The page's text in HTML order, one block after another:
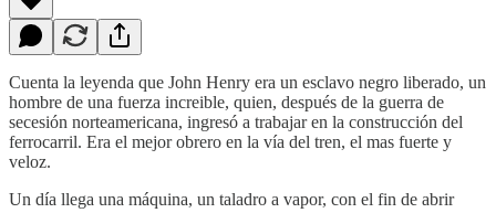
Cuenta la leyenda que John Henry era un esclavo negro liberado, un
hombre de una fuerza increible, quien, después de la guerra de
secesión norteamericana, ingresó a trabajar en la construcción del
ferrocarril. Era el mejor obrero en la vía del tren, el mas fuerte y
veloz.
Un día llega una máquina, un taladro a vapor, con el fin de abrir